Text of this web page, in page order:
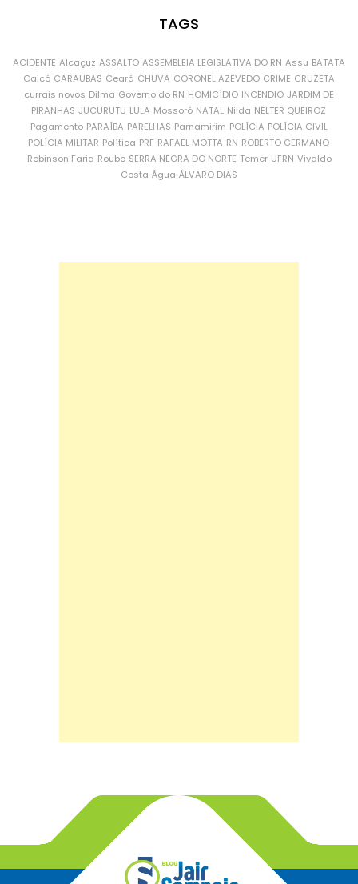
TAGS
ACIDENTE Alcaçuz ASSALTO ASSEMBLEIA LEGISLATIVA DO RN Assu BATATA
Caicó CARAÚBAS Ceará CHUVA CORONEL AZEVEDO CRIME CRUZETA
currais novos Dilma Governo do RN HOMICÍDIO INCÊNDIO JARDIM DE
PIRANHAS JUCURUTU LULA Mossoró NATAL Nilda NÉLTER QUEIROZ
Pagamento PARAÍBA PARELHAS Parnamirim POLÍCIA POLÍCIA CIVIL
POLÍCIA MILITAR Política PRF RAFAEL MOTTA RN ROBERTO GERMANO
Robinson Faria Roubo SERRA NEGRA DO NORTE Temer UFRN Vivaldo
Costa Água ÁLVARO DIAS